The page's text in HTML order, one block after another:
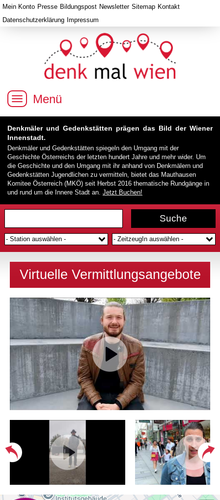
Menü
Mein Konto Presse Bildungspost Newsletter Sitemap Kontakt
Datenschutzerklärung Impressum
Denkmäler und Gedenkstätten prägen das Bild der Wiener
Innenstadt.
Denkmäler und Gedenkstätten spiegeln den Umgang mit der
Geschichte Österreichs der letzten hundert Jahre und mehr wider. Um
die Geschichte und den Umgang mit ihr anhand von Denkmälern und
Gedenkstätten Jugendlichen zu vermitteln, bietet das Mauthausen
Komitee Österreich (MKÖ) seit Herbst 2016 thematische Rundgänge in
und rund um die Innere Stadt an. Jetzt Buchen!
- Station auswählen - - ZeitzeugIn auswählen -
Virtuelle Vermittlungsangebote